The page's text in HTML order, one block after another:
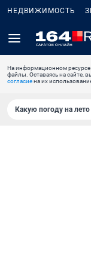
НЕДВИЖИМОСТЬ
На информационном
файлы. Оставаясь на сайте,
согласиена их
Какую погоду на